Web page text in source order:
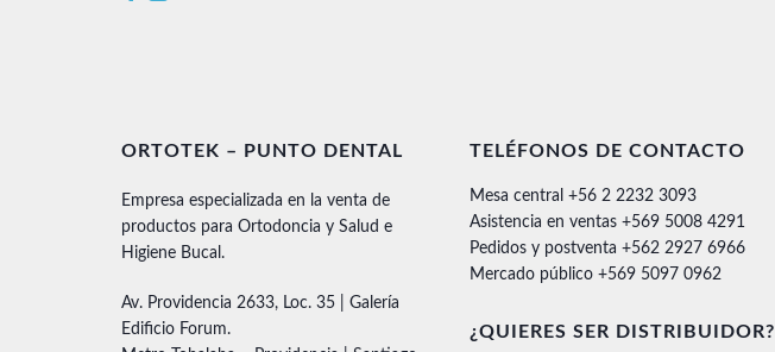
ORTOTEK – PUNTO DENTAL
Empresa especializada en la venta de
productos para Ortodoncia y Salud e
Higiene Bucal.
Av. Providencia 2633, Loc. 35 | Galería
Edificio Forum.
TELÉFONOS DE CONTACTO
Mesa central +56 2 2232 3093
Asistencia en ventas +569 5008 4291
Pedidos y postventa +562 2927 6966
Mercado público +569 5097 0962
¿QUIERES SER DISTRIBUIDOR?